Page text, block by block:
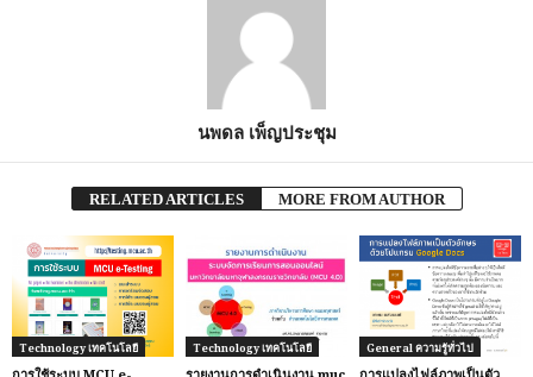
นพดล เพ็ญประชุม
RELATED ARTICLES MORE FROM AUTHOR
Technology เทคโนโลยี Technology เทคโนโลยี General ความรู้ทั่วไป